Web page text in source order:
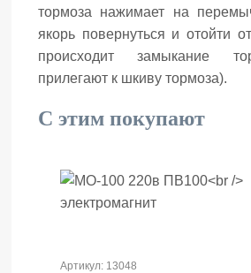
тормоза нажимает на
якорь повернуться и отойти
происходит замыкание
прилегают к шкиву тормоза).
С этим покупают
Артикул: 13048